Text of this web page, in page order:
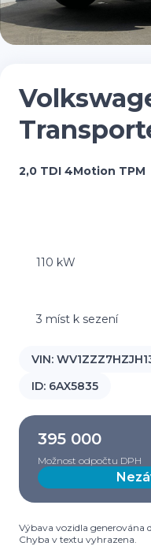
2,0 TDI 4Motion TPM
110 kW
3 míst k sezení
VIN:
ID: 6AX5835
395 000
Možnost odpočtu DPH
Výbava vozidla generována
Chyba v textu vyhrazena.